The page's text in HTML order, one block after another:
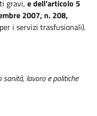
gravi, e dell’articolo 5
2007, n. 208,
i servizi trasfusionali).
sanità, lavoro e politiche